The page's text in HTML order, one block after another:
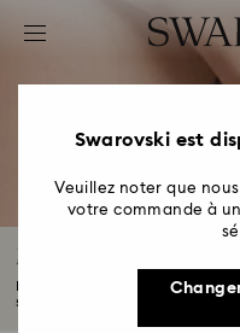
Accesskeys list
2 - Footer
4 - Search results
Montres ton argenté
Des ornements exceptionnels et
sélection...
Swarovski est
Veuillez noter que
votre commande à